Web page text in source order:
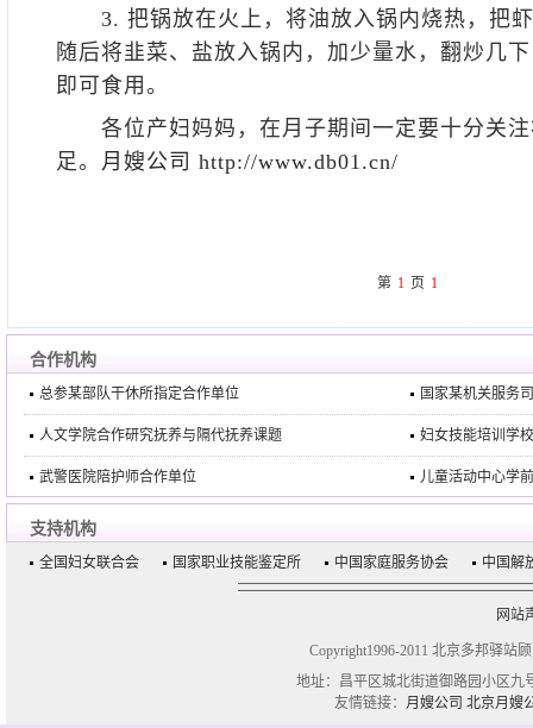
3. 把锅放在火上，将油放入锅内烧热，把虾
随后将韭菜、盐放入锅内，加少量水，翻炒几
即可食用。
各位产妇妈妈，在月子期间一定要十分关注
足。 月嫂公司 http://www.db01.cn/
第 1 页 1
合作机构
总参某部队干休所指定合作单位 国家某机关服务
人文学院合作研究抚养与隔代抚养课题 妇女技能培训学
武警医院陪护师合作单位 儿童活动中心学
支持机构
全国妇女联合会 国家职业技能鉴定所 中国家庭服务协会 中国解
网站
Copyright1996-2011 北京多邦驿站
地址：昌平区城北街道御路园小区九
友情链接： 月嫂公司 北京月嫂